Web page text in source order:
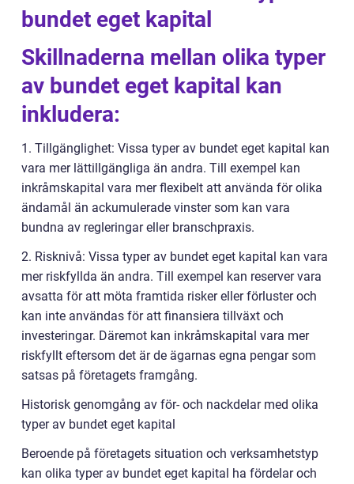
bundet eget kapital
Skillnaderna mellan olika typer
av bundet eget kapital kan
inkludera:
1. Tillgänglighet: Vissa typer av bundet eget kapital kan
vara mer lättillgängliga än andra. Till exempel kan
inkråmskapital vara mer flexibelt att använda för olika
ändamål än ackumulerade vinster som kan vara
bundna av regleringar eller branschpraxis.
2. Risknivå: Vissa typer av bundet eget kapital kan vara
mer riskfyllda än andra. Till exempel kan reserver vara
avsatta för att möta framtida risker eller förluster och
kan inte användas för att finansiera tillväxt och
investeringar. Däremot kan inkråmskapital vara mer
riskfyllt eftersom det är de ägarnas egna pengar som
satsas på företagets framgång.
Historisk genomgång av för- och nackdelar med olika
typer av bundet eget kapital
Beroende på företagets situation och verksamhetstyp
kan olika typer av bundet eget kapital ha fördelar och